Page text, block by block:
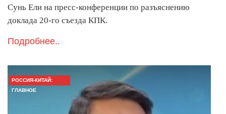
Сунь Ели на пресс-конференции по разъяснению
доклада 20-го съезда КПК.
Подробнее..
РОССИЯ-КИТАЙ:
ГЛАВНОЕ